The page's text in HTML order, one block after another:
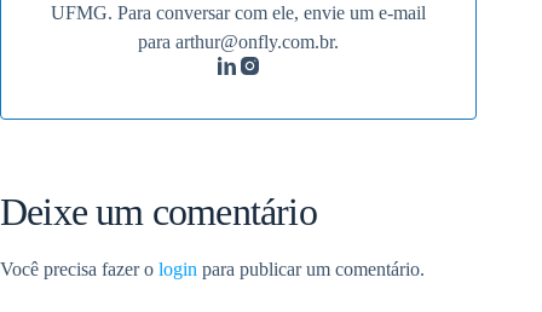
UFMG. Para conversar com ele, envie um e-mail
paraarthur@onfly.com.br.
Deixe um comentário
Você precisa fazer o login para publicar um comentário.